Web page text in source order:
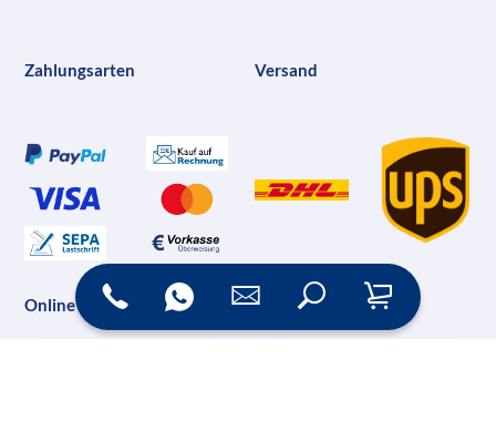
Zahlungsarten Versand
Online Shop